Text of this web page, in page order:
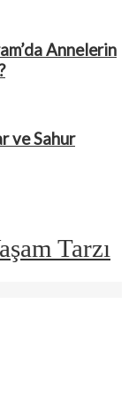
Annelerin
ve Sahur
Tarzı